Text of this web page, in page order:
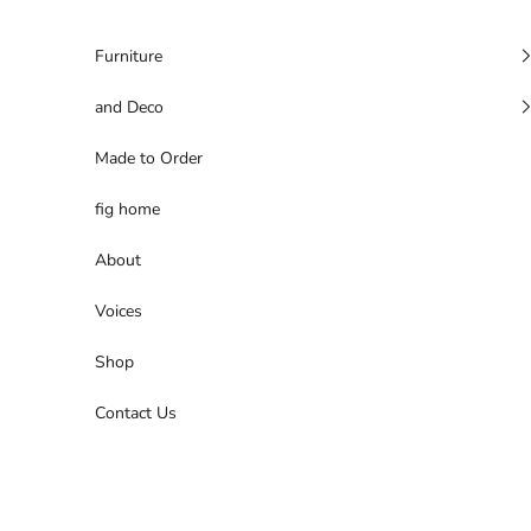
Furniture
and Deco
Made to Order
fig home
About
Voices
Shop
Contact Us